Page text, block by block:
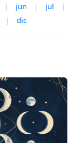
| jun | jul
|
| dic